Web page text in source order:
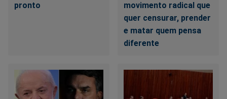
pronto
movimento radical que
quer censurar, prender
e matar quem pensa
diferente